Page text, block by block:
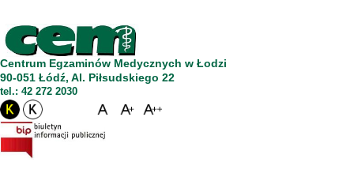
Centrum Egzaminów Medycznych w Łodzi
90-051 Łódź, Al. Piłsudskiego 22
tel.: 42 272 2030